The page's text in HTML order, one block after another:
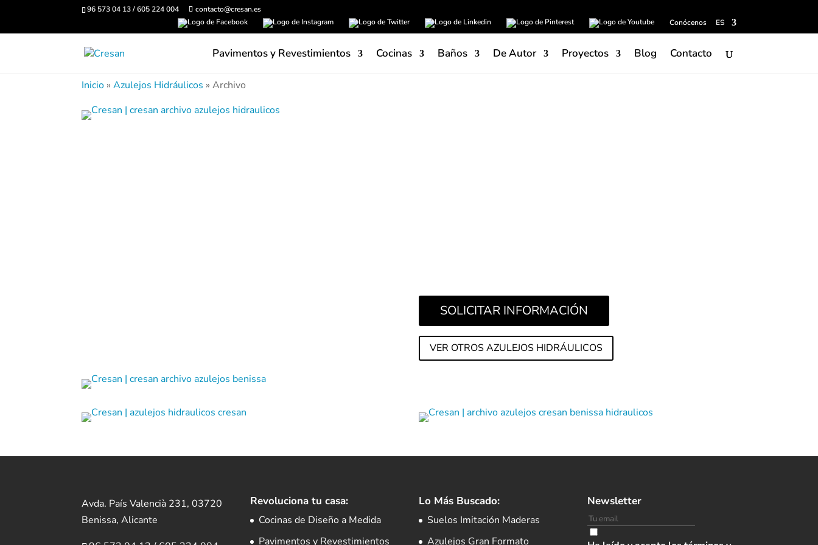
96 573 04 13 / 605 224 004
contacto@cresan.es
Conócenos
ES
Pavimentos y Revestimientos Cocinas Baños De Autor Proyectos Blog Contacto
Inicio »Azulejos Hidráulicos »Archivo
SOLICITAR INFORMACIÓN
VER OTROS AZULEJOS HIDRÁULICOS
Avda. País Valencià 231, 03720
Benissa, Alicante
Revoluciona tu casa:
Cocinas de Diseño a Medida
Pavimentos y Revestimientos
Lo Más Buscado:
Suelos Imitación Maderas
Azulejos Gran Formato
Newsletter